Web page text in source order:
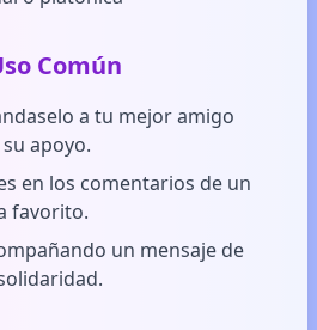
Común
a tu mejor amigo
apoyo.
en los comentarios de un
favorito.
un mensaje de